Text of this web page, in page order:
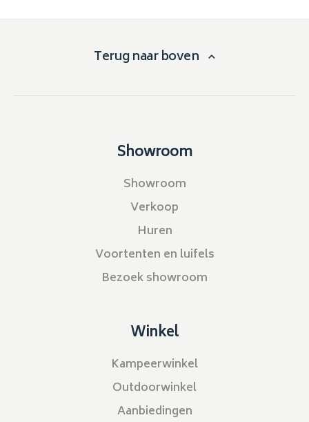
Terug naar boven
Showroom
Showroom
Verkoop
Huren
Voortenten en luifels
Bezoek showroom
Winkel
Kampeerwinkel
Outdoorwinkel
Aanbiedingen